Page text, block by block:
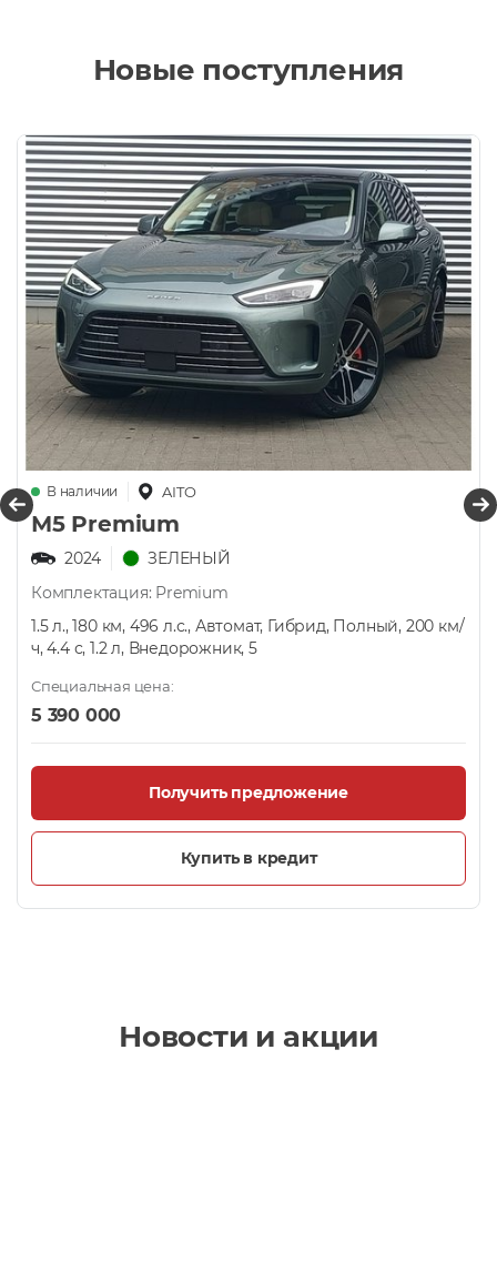
Новые поступления
В наличии AITO
М5 Premium
2024
ЗЕЛЕНЫЙ
Комплектация: Premium
1.5 л., 180 км, 496 л.с., Автомат, Гибрид, Полный, 200 км/
ч, 4.4 с, 1.2 л, Внедорожник, 5
Специальная цена:
5 390 000
Получить предложение
Купить в кредит
Новости и акции